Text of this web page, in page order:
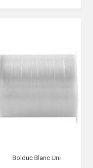
Bolduc Blanc Uni